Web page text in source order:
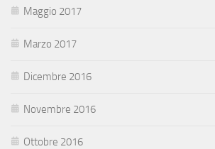
Maggio 2017
Marzo 2017
Dicembre 2016
Novembre 2016
Ottobre 2016